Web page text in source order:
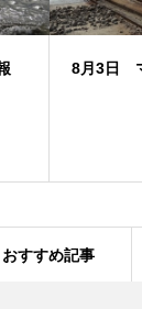
8月3日
おすすめ記事